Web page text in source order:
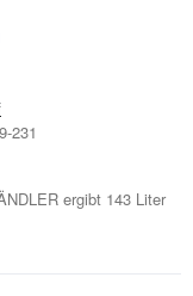
231
ergibt 143 Liter